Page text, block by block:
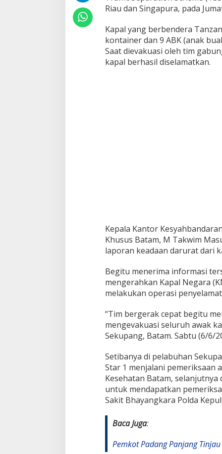
a
m
-
S
i
Riau dan Singapura, pada
Kapal yang berbendera
kontainer dan 9 ABK (anak
Saat dievakuasi oleh tim
kapal berhasil diselamatkan.
Kepala Kantor
Khusus Batam, M Takwim
laporan keadaan darurat dari
Begitu menerima informasi
mengerahkan Kapal Negara
melakukan operasi
“Tim bergerak cepat begitu
mengevakuasi seluruh awak
Sekupang, Batam. Sabtu (6/6/
Setibanya di pelabuhan
Star 1 menjalani pemeriksaan
Kesehatan Batam,
untuk mendapatkan
Sakit Bhayangkara Polda
Baca Juga:
Pemkot Padang Panjang